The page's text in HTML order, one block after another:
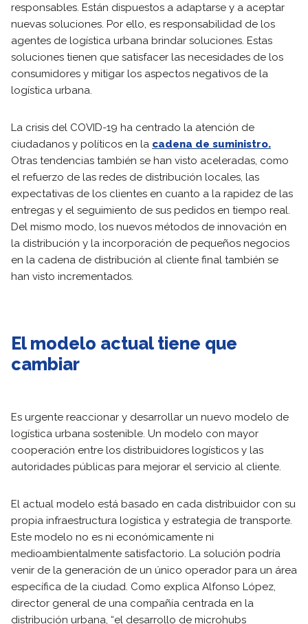
responsables. Están dispuestos a adaptarse y a aceptar
nuevas soluciones. Por ello, es responsabilidad de los
agentes de logística urbana brindar soluciones. Estas
soluciones tienen que satisfacer las necesidades de los
consumidores y mitigar los aspectos negativos de la
logística urbana.
La crisis del COVID-19 ha centrado la atención de
ciudadanos y políticos en la cadena de suministro.
Otras tendencias también se han visto aceleradas, como
el refuerzo de las redes de distribución locales, las
expectativas de los clientes en cuanto a la rapidez de las
entregas y el seguimiento de sus pedidos en tiempo real.
Del mismo modo, los nuevos métodos de innovación en
la distribución y la incorporación de pequeños negocios
en la cadena de distribución al cliente final también se
han visto incrementados.
El modelo actual tiene que
cambiar
Es urgente reaccionar y desarrollar un nuevo modelo de
logística urbana sostenible. Un modelo con mayor
cooperación entre los distribuidores logísticos y las
autoridades públicas para mejorar el servicio al cliente.
El actual modelo está basado en cada distribuidor con su
propia infraestructura logística y estrategia de transporte.
Este modelo no es ni económicamente ni
medioambientalmente satisfactorio. La solución podría
venir de la generación de un único operador para un área
específica de la ciudad. Como explica Alfonso López,
director general de una compañía centrada en la
distribución urbana, “el desarrollo de microhubs